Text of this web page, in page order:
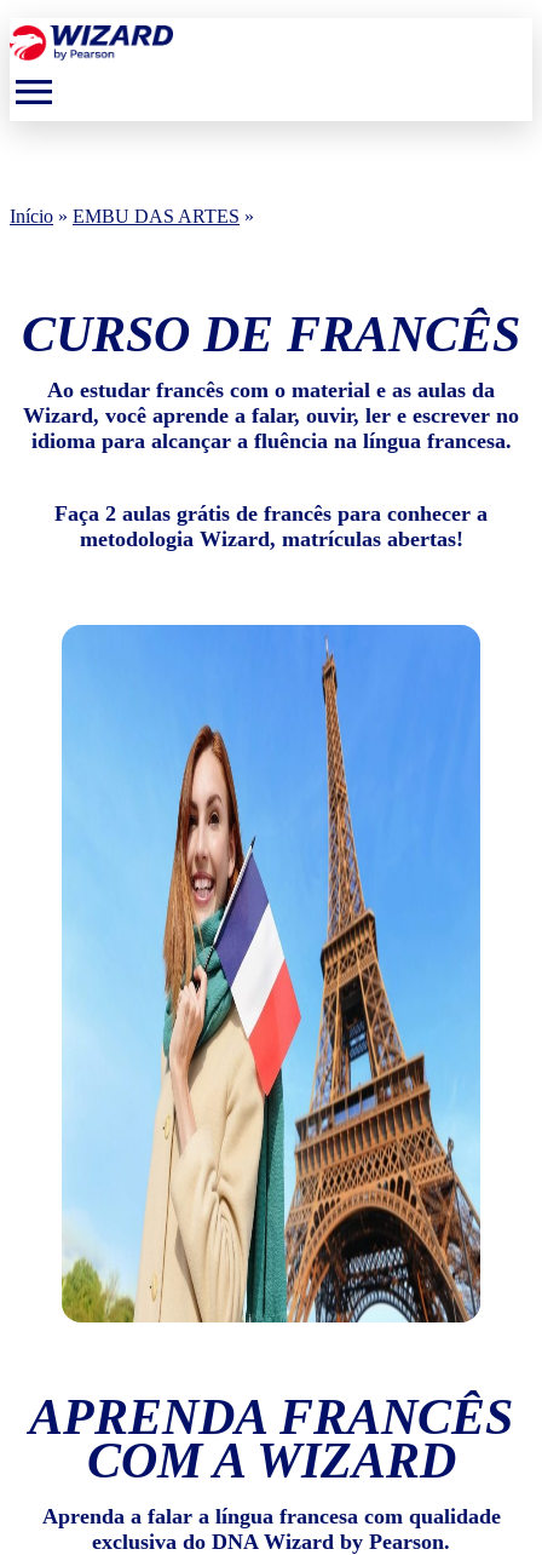
menu
Início » EMBU DAS ARTES »
CURSO DE FRANCÊS
Ao estudar francês com o material e as aulas da
Wizard, você aprende a falar, ouvir, ler e escrever no
idioma para alcançar a fluência na língua francesa.
Faça 2 aulas grátis de francês para conhecer a
metodologia Wizard, matrículas abertas!
APRENDA FRANCÊS
COM A WIZARD
Aprenda a falar a língua francesa com qualidade
exclusiva do DNA Wizard by Pearson.